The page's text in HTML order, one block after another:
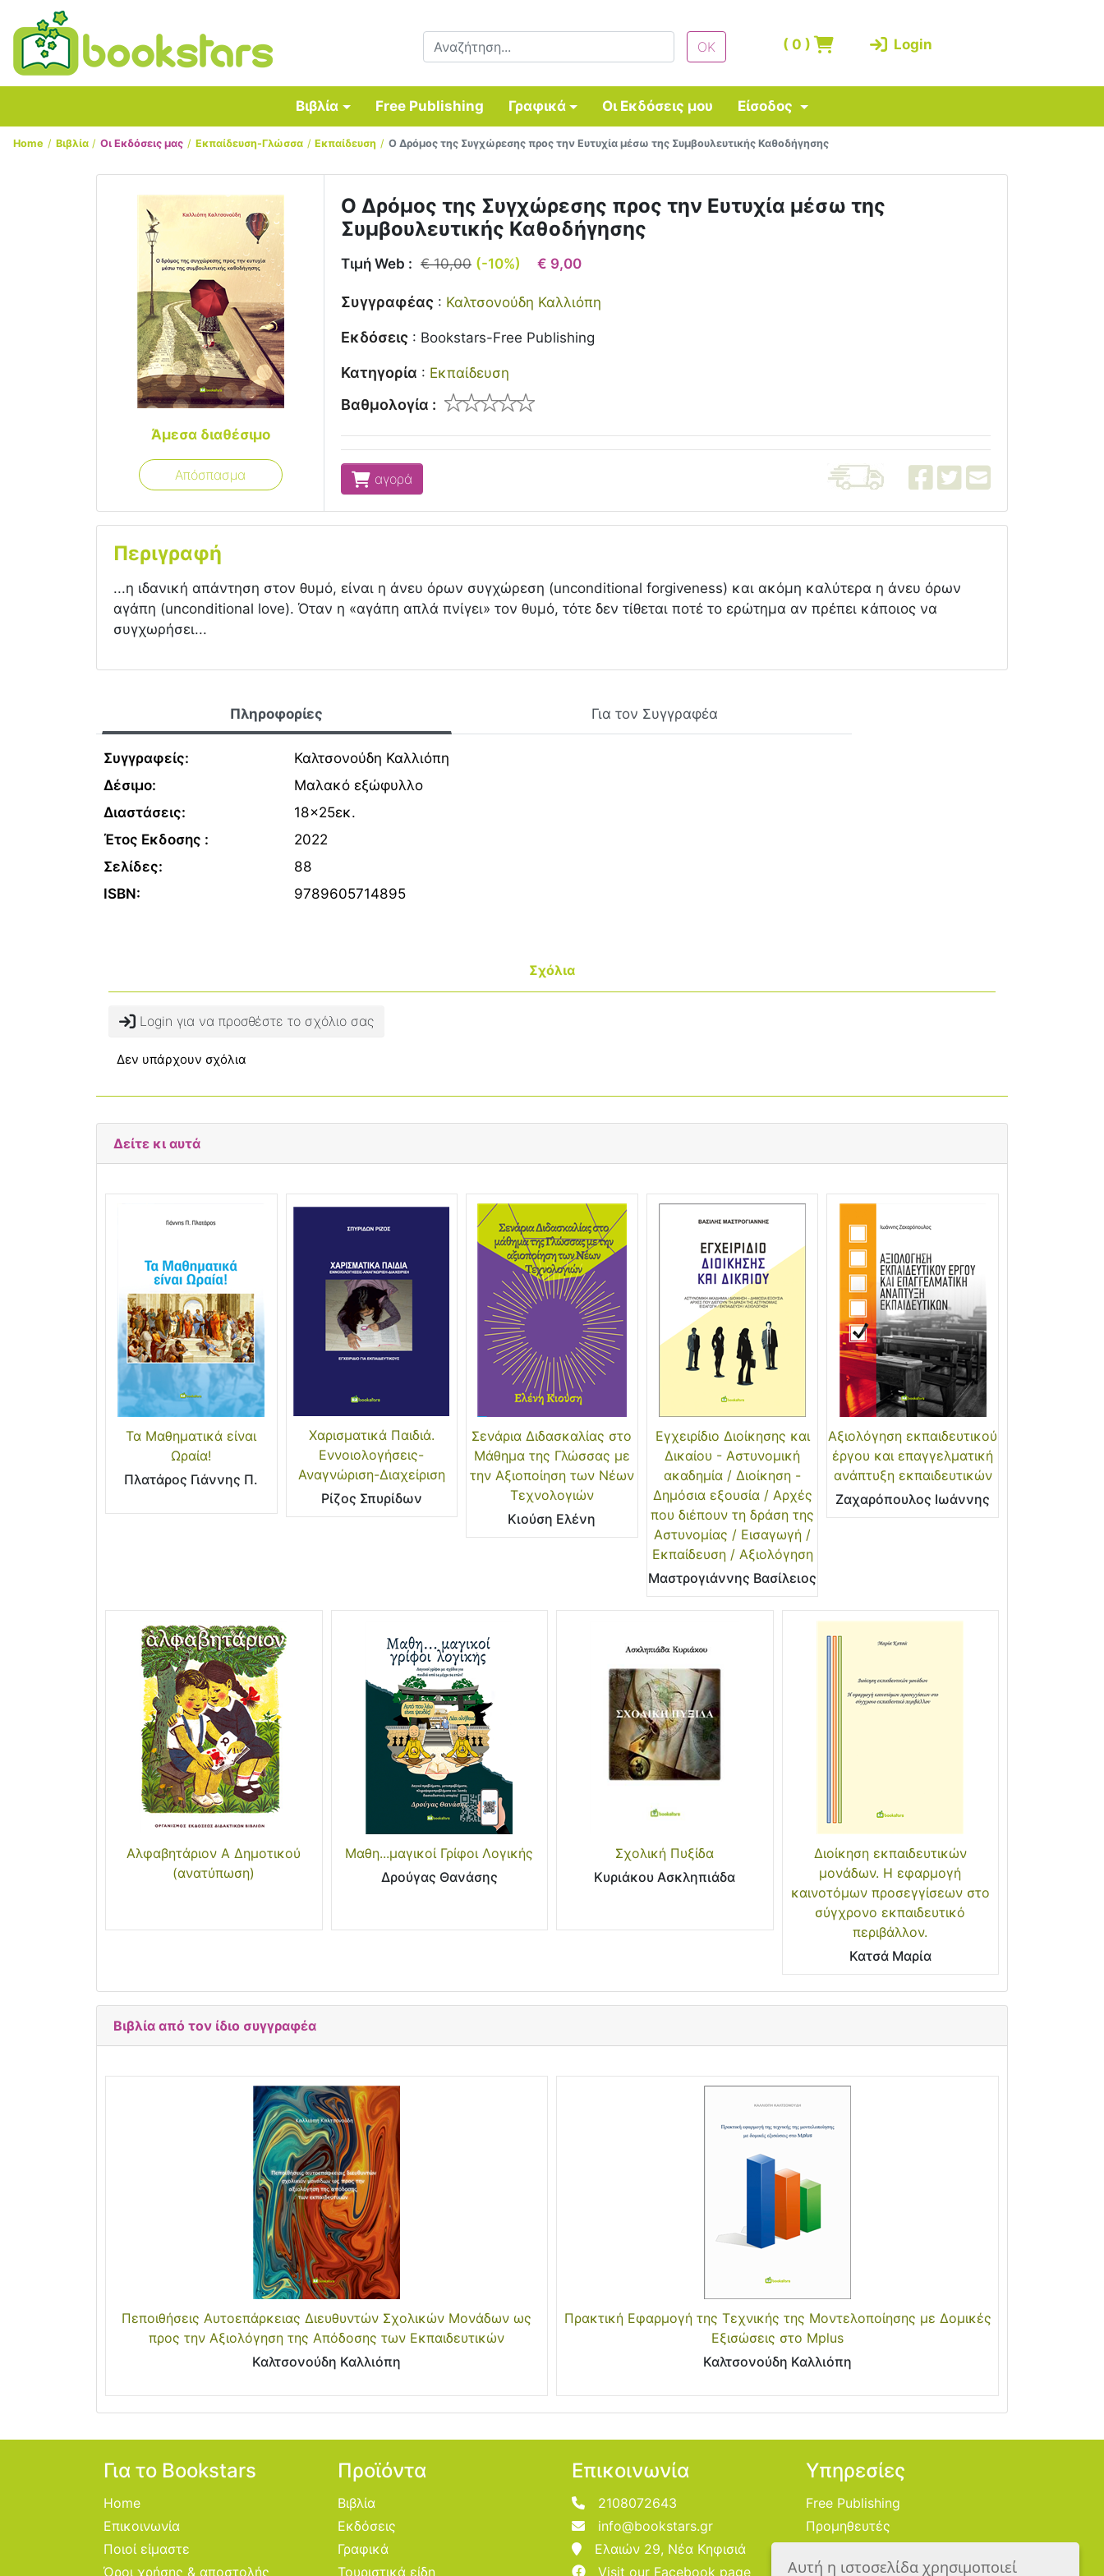
(0 ) Login
Βιβλία Free Publishing Γραφικά Οι Εκδόσεις μου Είσοδος
Home Βιβλία Οι Εκδόσεις μας Εκπαίδευση-Γλώσσα Εκπαίδευση Ο Δρόμος της Συγχώρεσης προς την Ευτυχία μέσω της Συμβουλευτικής Καθοδήγησης
Άμεσα διαθέσιμο
Απόσπασμα
Ο Δρόμος της Συγχώρεσης προς την Ευτυχία μέσω της
Συμβουλευτικής Καθοδήγησης
Τιμή Web : € 10,00 (-10%) € 9,00
Συγγραφέας : Καλτσονούδη Καλλιόπη
Εκδόσεις : Bookstars-Free Publishing
Κατηγορία : Εκπαίδευση
Βαθμολογία :
αγορά
Περιγραφή
...η ιδανική απάντηση στον θυμό, είναι η άνευ όρων συγχώρεση (unconditional forgiveness) και ακόμη καλύτερα η άνευ όρων
αγάπη (unconditional love). Όταν η «αγάπη απλά πνίγει» τον θυμό, τότε δεν τίθεται ποτέ το ερώτημα αν πρέπει κάποιος να
συγχωρήσει...
Πληροφορίες Για τον Συγγραφέα
Συγγραφείς:
Καλτσονούδη Καλλιόπη
Δέσιμο:
Μαλακό εξώφυλλο
Διαστάσεις:
18x25εκ.
Έτος Εκδοσης :
2022
Σελίδες:
88
ISBN:
9789605714895
Σχόλια
Login για να προσθέστε το σχόλιο σας
Δεν υπάρχουν σχόλια
Δείτε κι αυτά
Τα Μαθηματικά είναι
Ωραία!
Πλατάρος Γιάννης Π.
Χαρισματικά Παιδιά.
Εννοιολογήσεις-
Αναγνώριση-Διαχείριση
Ρίζος Σπυρίδων
Σενάρια Διδασκαλίας στο
Μάθημα της Γλώσσας με
την Αξιοποίηση των Νέων
Τεχνολογιών
Κιούση Ελένη
Εγχειρίδιο Διοίκησης και
Δικαίου - Αστυνομική
ακαδημία / Διοίκηση -
Δημόσια εξουσία / Αρχές
που διέπουν τη δράση της
Αστυνομίας / Εισαγωγή /
Εκπαίδευση / Αξιολόγηση
Μαστρογιάννης Βασίλειος
Αξιολόγηση εκπαιδευτικού
έργου και επαγγελματική
ανάπτυξη εκπαιδευτικών
Ζαχαρόπουλος Ιωάννης
Αλφαβητάριον Α Δημοτικού
(ανατύπωση)
Μαθη...μαγικοί Γρίφοι Λογικής
Δρούγας Θανάσης
Σχολική Πυξίδα
Κυριάκου Ασκληπιάδα
Διοίκηση εκπαιδευτικών
μονάδων. Η εφαρμογή
καινοτόμων προσεγγίσεων στο
σύγχρονο εκπαιδευτικό
περιβάλλον.
Κατσά Μαρία
Βιβλία από τον ίδιο συγγραφέα
Πεποιθήσεις Αυτοεπάρκειας Διευθυντών Σχολικών Μονάδων ως
προς την Αξιολόγηση της Απόδοσης των Εκπαιδευτικών
Καλτσονούδη Καλλιόπη
Πρακτική Εφαρμογή της Τεχνικής της Μοντελοποίησης με Δομικές
Εξισώσεις στο Mplus
Καλτσονούδη Καλλιόπη
Για το Bookstars
Home
Επικοινωνία
Ποιοί είμαστε
Όροι χρήσης & αποστολής
Προϊόντα
Βιβλία
Εκδόσεις
Γραφικά
Τουριστικά είδη
Επικοινωνία
2108072643
info@bookstars.gr
Ελαιών 29, Νέα Κηφισιά
Visit our Facebook page
Υπηρεσίες
Free Publishing
Προμηθευτές
Εικονογράφοι
Αυτή η ιστοσελίδα χρησιμοποιεί